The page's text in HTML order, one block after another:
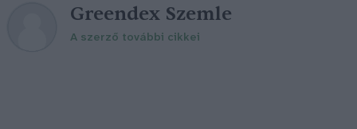
Greendex Szemle
A szerző további cikkei